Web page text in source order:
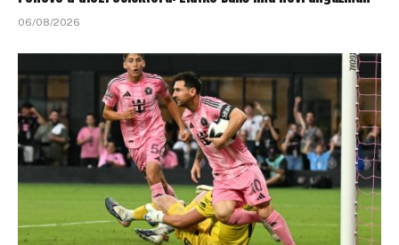
06/08/2026